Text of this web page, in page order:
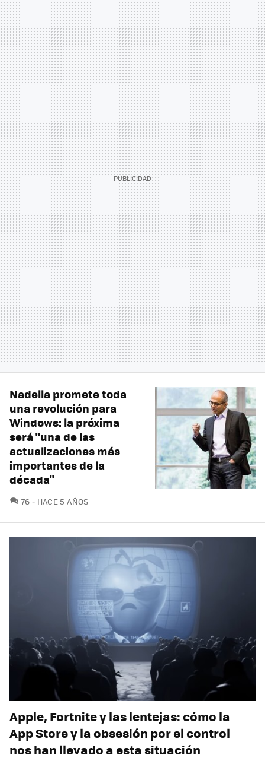
Nadella promete toda
una revolución para
Windows: la próxima
será "una de las
actualizaciones más
importantes de la
década"
76 COMENTARIOS
HACE 5 AÑOS
Apple, Fortnite y las lentejas: cómo la
App Store y la obsesión por el control
nos han llevado a esta situación